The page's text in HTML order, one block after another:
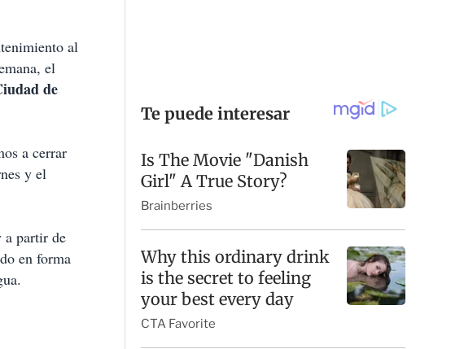
al
el
de
a cerrar
y el
a partir de
en forma